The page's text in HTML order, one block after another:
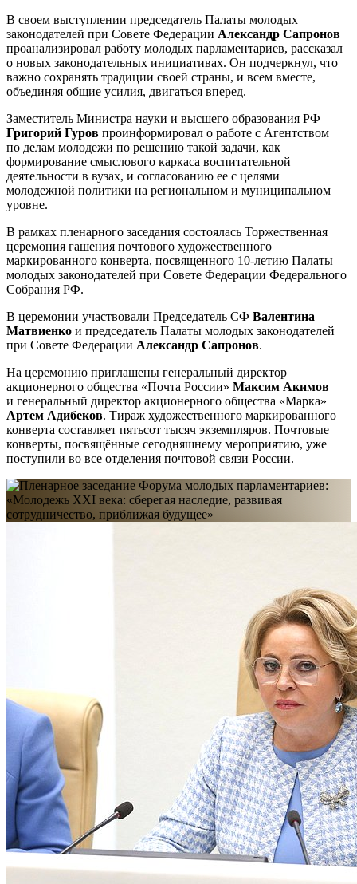
В своем выступлении председатель Палаты молодых
законодателей при Совете Федерации Александр Сапронов
проанализировал работу молодых парламентариев, рассказал
о новых законодательных инициативах. Он подчеркнул, что
важно сохранять традиции своей страны, и всем вместе,
объединяя общие усилия, двигаться вперед.
Заместитель Министра науки и высшего образования РФ
Григорий Гуров проинформировал о работе с Агентством
по делам молодежи по решению такой задачи, как
формирование смыслового каркаса воспитательной
деятельности в вузах, и согласованию ее с целями
молодежной политики на региональном и муниципальном
уровне.
В рамках пленарного заседания состоялась Торжественная
церемония гашения почтового художественного
маркированного конверта, посвященного 10-летию Палаты
молодых законодателей при Совете Федерации Федерального
Собрания РФ.
В церемонии участвовали Председатель СФ Валентина
Матвиенко и председатель Палаты молодых законодателей
при Совете Федерации Александр Сапронов.
На церемонию приглашены генеральный директор
акционерного общества «Почта России» Максим Акимов
и генеральный директор акционерного общества «Марка»
Артем Адибеков. Тираж художественного маркированного
конверта составляет пятьсот тысяч экземпляров. Почтовые
конверты, посвящённые сегодняшнему мероприятию, уже
поступили во все отделения почтовой связи России.